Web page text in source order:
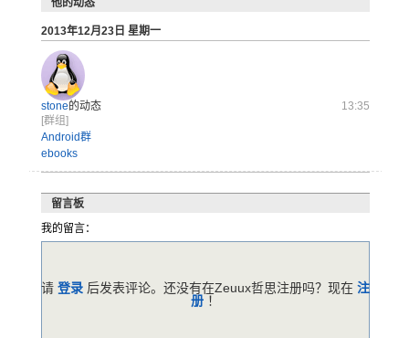
他的动态
2013年12月23日 星期一
stone的动态
13:35
[群组]
Android群
ebooks
留言板
我的留言：
请 登录 后发表评论。还没有在Zeuux哲思注册吗？现在 注
册 ！